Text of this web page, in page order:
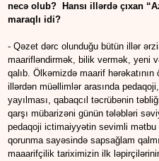
necə olub? Hansı illərdə çıxan
maraqlı idi?
- Qəzet dərc olunduğu bütün illər
maarifləndirmək, bilik vermək, yeni
qalıb. Ölkəmizdə maarif
illərdən müəllimlər arasında
yayılması, qabaqcıl təcrübənin
qarşı mübarizəni günün tələbləri
pedaqoji ictimaiyyətin sevimli mətbu
qorunma sayəsində sapsağlam
maaarifçilik tariximizin ilk